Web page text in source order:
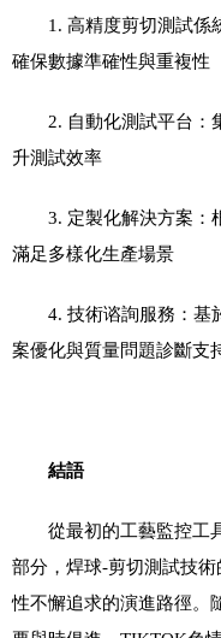
1. 高精度剪切測試係
確保數據準確性與重複性
2. 自動化測試平台：
升測試效率
3. 定製化解決方案：
滿足多樣化生產場景
4. 技術谘詢服務：基
案優化與質量問題診斷支
結語
從最初的工藝監控工
部分，焊球-剪切測試技
性不懈追求的演進路徑。